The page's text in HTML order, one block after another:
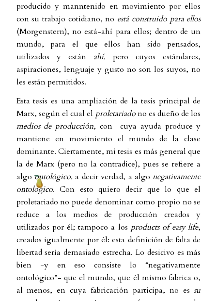
producido y manntenido en movimiento por ellos
con su trabajo cotidiano, no está construido para ellos
(Morgenstern), no está-ahí para ellos; dentro de un
mundo, para el que ellos han sido pensados,
utilizados y están ahí, pero cuyos estándares,
aspiraciones, lenguaje y gusto no son los suyos, no
les están permitidos.
Esta tesis es una ampliación de la tesis principal de
Marx, según el cual el proletariadono es dueño de los
medios de producción, con cuya ayuda produce y
mantiene en movimiento el mundo de la clase
dominante. Ciertamente, mi tesis es más general que
la de Marx (pero no la contradice), pues se refiere a
algoontológico, a decir verdad, a algonegativamente
ontologico. Con esto quiero decir que lo que el
proletariado no puede denominar como propio no se
reduce a los medios de producción creados y
utilizados por él; tampoco a los products of easy life,
creados igualmente por él: esta definición de falta de
libertad sería demasiado estrecha. Lo desicivo es más
bien -y en eso consiste lo “negativamente
ontológico”- que el mundo, que él mismo fabrica o,
al menos, en cuya fabricación participa, no essu